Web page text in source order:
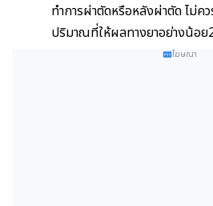
ทำการผ่าตัดหรือหลังผ่าตัด ไม่ค
ปริมาณที่ให้ผลทางยาอย่างน้อ
โฆษณา